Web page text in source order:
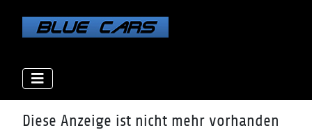
Diese Anzeige ist nicht mehr vorhanden